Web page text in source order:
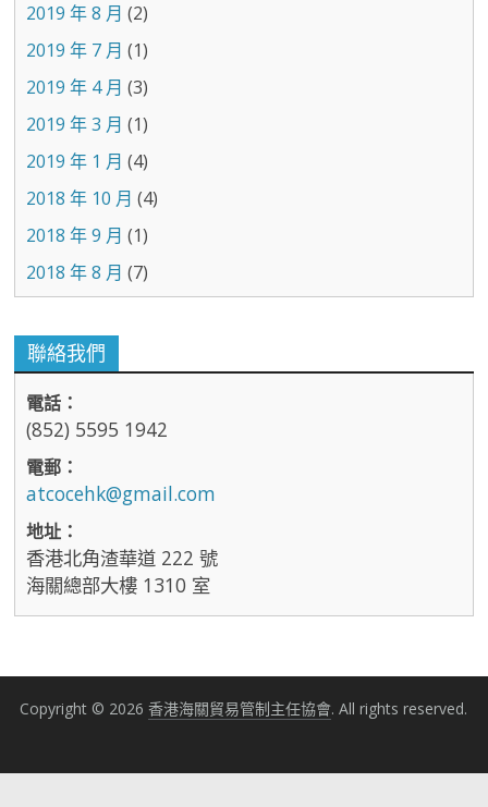
2019 年 8 月 (2)
2019 年 7 月 (1)
2019 年 4 月 (3)
2019 年 3 月 (1)
2019 年 1 月 (4)
2018 年 10 月 (4)
2018 年 9 月 (1)
2018 年 8 月 (7)
聯絡我們
電話：
(852) 5595 1942
電郵：
atcocehk@gmail.com
地址：
香港北角渣華道 222 號
海關總部大樓 1310 室
Copyright © 2026香港海關貿易管制主任協會. All rights reserved.